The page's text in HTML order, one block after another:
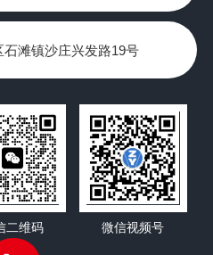
石滩镇沙庄兴发路19号
二维码 微信视频号